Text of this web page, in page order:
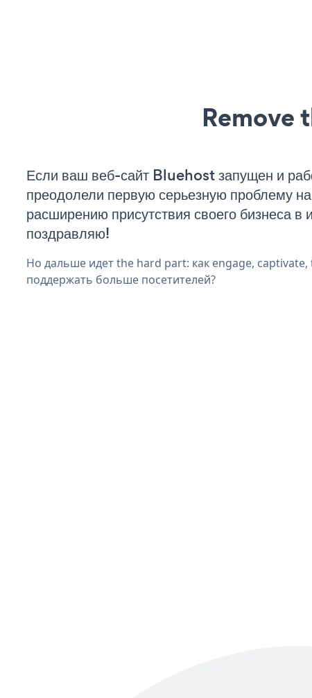
Remove
Если ваш веб-сайт Bluehost запущен и
преодолели первую серьезную проблему
расширению присутствия своего бизнеса в
поздравляю!
Но дальше идет the hard part: как engage,
поддержать больше посетителей?